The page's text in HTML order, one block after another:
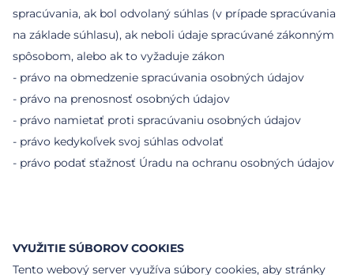
spracúvania, ak bol odvolaný súhlas (v prípade spracúvania
na základe súhlasu), ak neboli údaje spracúvané zákonným
spôsobom, alebo ak to vyžaduje zákon
- právo na obmedzenie spracúvania osobných údajov
- právo na prenosnosť osobných údajov
- právo namietať proti spracúvaniu osobných údajov
- právo kedykoľvek svoj súhlas odvolať
- právo podať sťažnosť Úradu na ochranu osobných údajov
VYUŽITIE SÚBOROV COOKIES
Tento webový server využíva súbory cookies, aby stránky